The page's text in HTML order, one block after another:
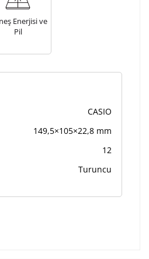
teslim süresi gravür işleme
siparişiniz kargoya verilecektir.
yapılamaz.
Enerjisi ve
Pil
CASIO
149,5×105×22,8 mm
12
Turuncu